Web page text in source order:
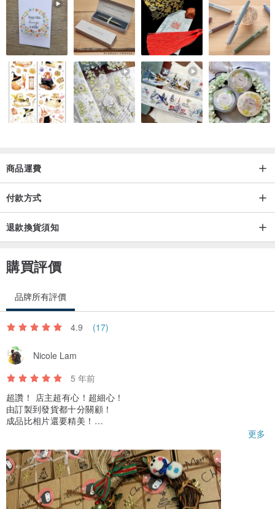
商品運費
付款方式
退款換貨須知
購買評價
品牌所有評價
4.9 (17)
Nicole Lam
5 年前
超讚！ 店主超有心！超細心！
由訂製到發貨都十分關顧！
成品比相片還要精美！
更多